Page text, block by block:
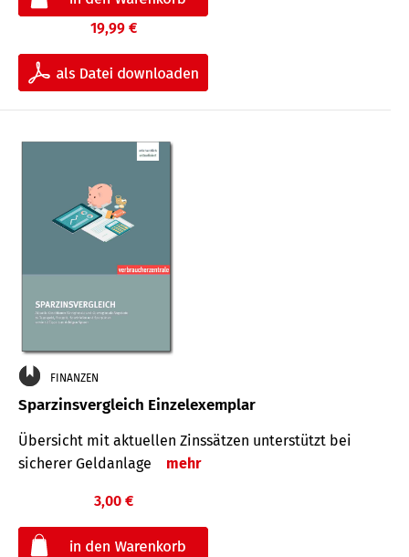
19,99 €
FINANZEN
Sparzinsvergleich Einzelexemplar
Übersicht mit aktuellen Zinssätzen unterstützt bei
sicherer Geldanlage
mehr
3,00 €